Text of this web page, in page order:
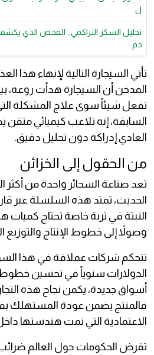
ل
تحليل السكر التراكمي.. الفحص الذي
دم
تأتي السيجارة التالية لإنهاء هذا
المدخن أن السيجارة هدأت روعه،
تفعل شيئاً سوى علاج المشكلة
السابقة، إنه تلاعب كيميائي
العادي إدراكه دون تحليل دقيق.
من الحقول إلى الخزائن
تعد صناعة السجائر واحدة من أكثر
الحديث، تمتد هذه السلسلة عبر
النبتة في تربة خاصة تحتاج كميات
وصولاً إلى خطوط الإنتاج والتوزيع
تتحكم شركات عملاقة في هذا
الدولارات سنوياً في تحسين خطوط
أسواق جديدة، يكمن نجاح هذه
فالمنتج يضمن عودة المستهلك
الاعتمادية التي تمت هندستها
تفرض الحكومات حول العالم